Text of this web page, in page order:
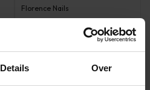
Details Over
Florence Nails
Liquid Tan Glow 5 ml
Op voorraad
8,95